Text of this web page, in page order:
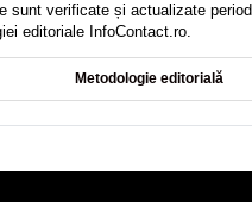
sunt verificate și actualizate
editoriale InfoContact.ro.
Metodologie editorială